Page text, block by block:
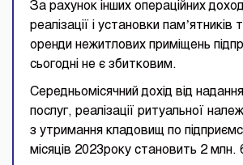
За рахунок інших операційних
реалізації і установки памʼятників
оренди нежитлових приміщень
сьогодні не є збитковим.
Середньомісячний дохід від
послуг, реалізації ритуальної
з утримання кладовищ по
місяців 2023року становить 2 млн.